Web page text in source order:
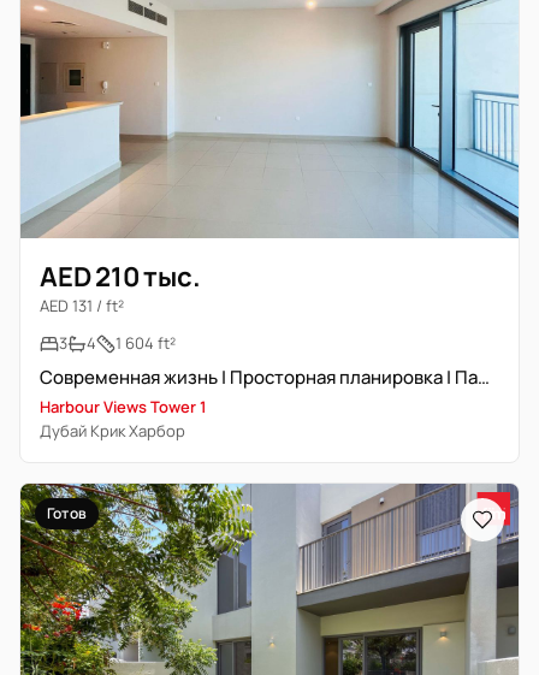
AED 210 тыс.
AED 131 / ft²
3
4 1 604 ft²
Современная жизнь | Просторная планировка | Панорамный вид
Harbour Views Tower 1
Дубай Крик Харбор
Готов